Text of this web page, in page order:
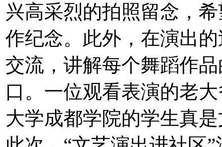
兴高采烈的拍照留念，
作纪念。此外，在演出
交流，讲解每个舞蹈作
口。一位观看表演的老
大学成都学院的学生真